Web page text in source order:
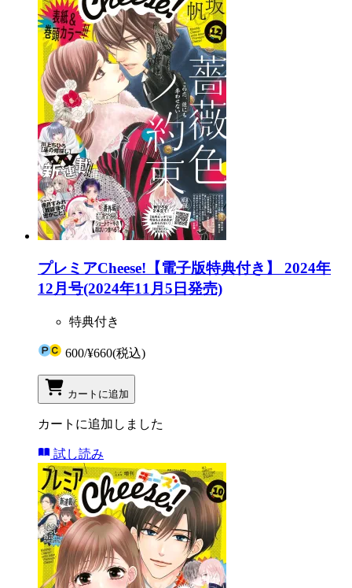
プレミアCheese!【電子版特典付き】 2024年
12月号(2024年11月5日発売)
特典付き
600/¥660(税込)
カートに追加
カートに追加しました
試し読み